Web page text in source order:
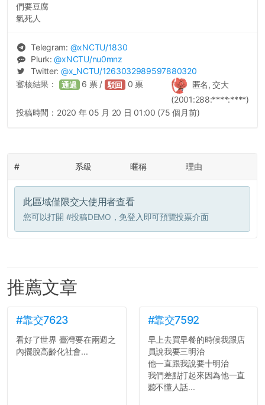
們要豆腐
氣死人
Telegram: @xNCTU/1830
Plurk:@xNCTU/nu0mnz
Twitter: @x_NCTU/1263032989597880320
匿名, 交大
(2001:288:****:****)
審核結果： 通過 6 票 / 駁回 0 票
投稿時間： 2020 年 05 月 20 日 01:00 (75 個月前)
# 系級 暱稱 理由
此區域僅限交大使用者查看
您可以打開 #投稿DEMO ，免登入即可預覽投票介面
推薦文章
#靠交7623
看好了世界 臺灣要在兩週之
內擺脫高齡化社會...
#靠交7592
早上去買早餐的時候我跟店
員說我要三明治
他一直跟我說要十明治
我們差點打起來因為他一直
聽不懂人話...